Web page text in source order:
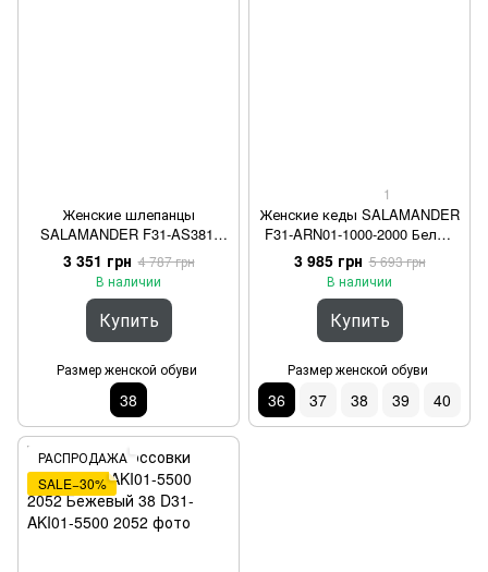
Женские шлепанцы
SALAMANDER F31-AS381-
1400-5300 Бежевый 38
3 351 грн 4 787 грн
В наличии
Купить
Размер женской обуви
38
1
Женские кеды SALAMANDER
F31-ARN01-1000-2000 Белый
3 985 грн 5 693 грн
В наличии
Купить
Размер женской обуви
36 37 38 39 40
РАСПРОДАЖА
SALE−30%